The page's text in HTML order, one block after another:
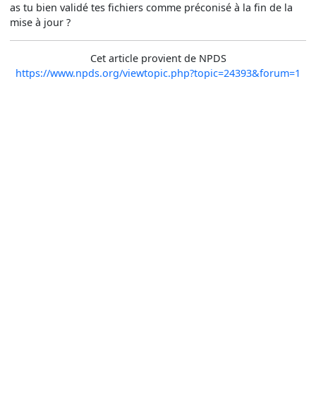
as tu bien validé tes fichiers comme préconisé à la fin de la
mise à jour ?
Cet article provient de NPDS
https://www.npds.org/viewtopic.php?topic=24393&forum=1